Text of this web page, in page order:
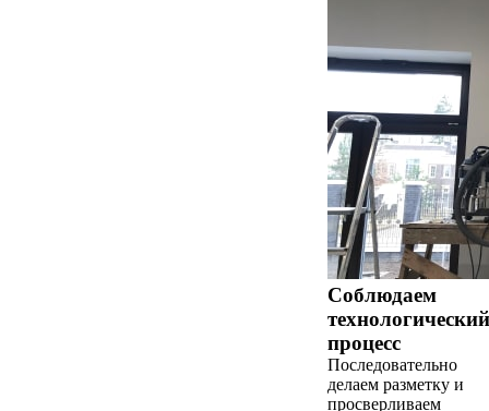
Соблюдаем
технологический
процесс
Последовательно
делаем разметку и
просверливаем